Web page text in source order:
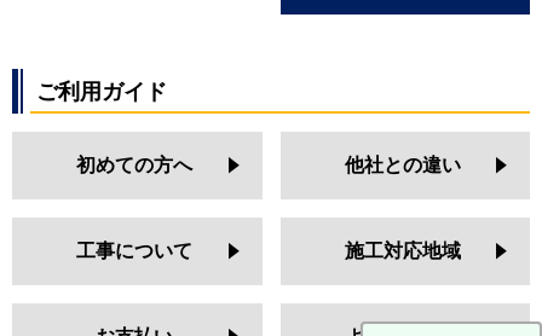
ご利用ガイド
初めての方へ 他社との違い
工事について 施工対応地域